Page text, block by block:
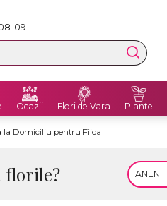
09
Ocazii Flori de Vara Plante
la Domiciliu pentru Fiica
florile?